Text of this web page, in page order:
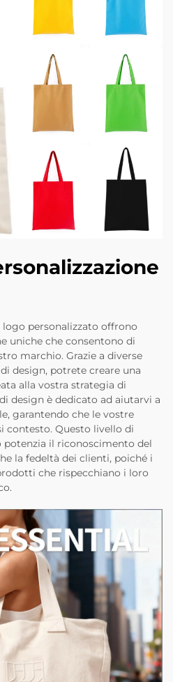
personalizzato offrono
uniche che consentono di
marchio. Grazie a diverse
design, potrete creare una
alla vostra strategia di
design è dedicato ad aiutarvi a
garantendo che le vostre
contesto. Questo livello di
potenzia il riconoscimento del
la fedeltà dei clienti, poiché i
che rispecchiano i loro